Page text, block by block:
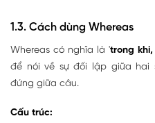
1.3. Cách dùng Whereas
Whereas có nghĩa là 'trong
để nói về sự đối lập giữa hai
đứng giữa câu.
Cấu trúc: